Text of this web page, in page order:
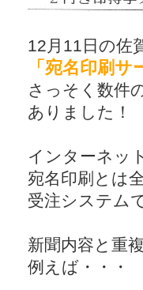
12月11日の佐
「宛名印刷サ
さっそく数件
ありました！
インターネッ
宛名印刷とは
受注システム
新聞内容と重
例えば・・・